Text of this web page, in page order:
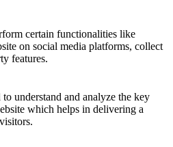
certain functionalities like
on social media platforms, collect
features.
understand and analyze the key
which helps in delivering a